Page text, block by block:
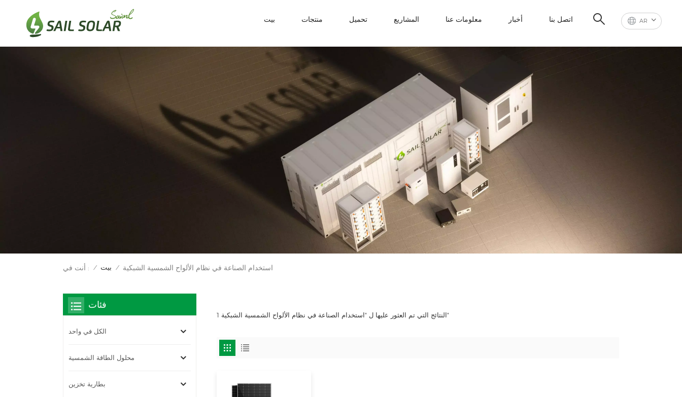
AR بيت منتجات تحميل المشاريع معلومات عنا أخبار اتصل بنا
أنت في : / بيت / استخدام الصناعة في نظام الألواح الشمسية الشبكية
1 النتائج التي تم العثور عليها ل "استخدام الصناعة في نظام الألواح الشمسية الشبكية"
فئات
الكل في واحد
محلول الطاقة الشمسية
بطارية تخزين